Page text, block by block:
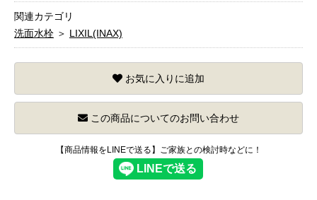
関連カテゴリ
洗面水栓 ＞ LIXIL(INAX)
お気に入りに追加
この商品についてのお問い合わせ
【商品情報をLINEで送る】ご家族との検討時などに！